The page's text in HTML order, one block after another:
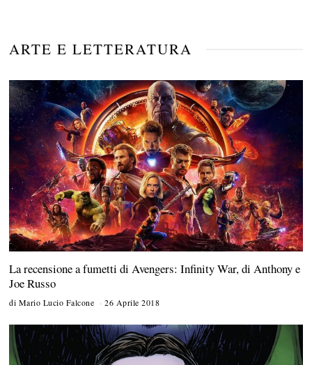
ARTE E LETTERATURA
La recensione a fumetti di Avengers: Infinity War, di Anthony e
Joe Russo
di Mario Lucio Falcone 26 Aprile 2018
t
t
o
b